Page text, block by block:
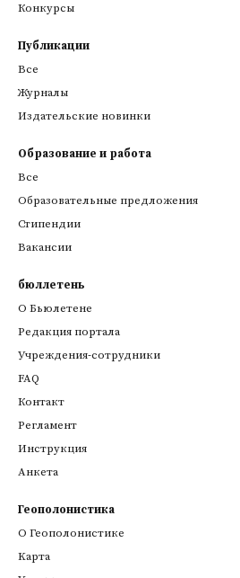
Конкурсы
Публикации
Все
Журналы
Издательские новинки
Образование и работа
Все
Образовательные предложения
Стипендии
Вакансии
бюллетень
О Бьюлетене
Редакция портала
Учреждения-сотрудники
FAQ
Контакт
Регламент
Инструкция
Анкета
Геополонистика
О Геополонистике
Kарта